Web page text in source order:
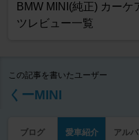
BMW MINI(純正) カー
ツレビュー一覧
この記事を書いたユーザー
くーMINI
ブログ 愛車紹介 アル